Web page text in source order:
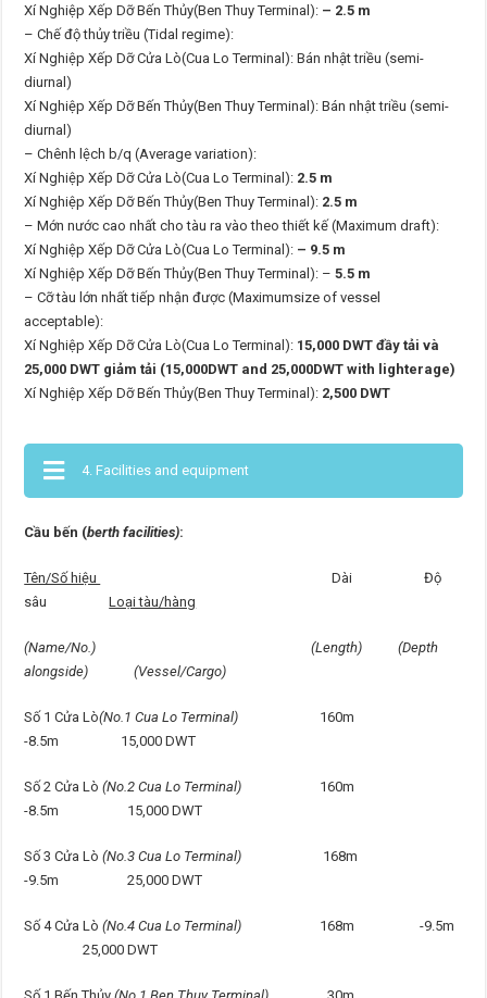
Xí Nghiệp Xếp Dỡ Bến Thủy(Ben Thuy Terminal): – 2.5 m
– Chế độ thủy triều (Tidal regime):
Xí Nghiệp Xếp Dỡ Cửa Lò(Cua Lo Terminal): Bán nhật triều (semi-
diurnal)
Xí Nghiệp Xếp Dỡ Bến Thủy(Ben Thuy Terminal): Bán nhật triều (semi-
diurnal)
– Chênh lệch b/q (Average variation):
Xí Nghiệp Xếp Dỡ Cửa Lò(Cua Lo Terminal): 2.5 m
Xí Nghiệp Xếp Dỡ Bến Thủy(Ben Thuy Terminal): 2.5 m
– Mớn nước cao nhất cho tàu ra vào theo thiết kế (Maximum draft):
Xí Nghiệp Xếp Dỡ Cửa Lò(Cua Lo Terminal): – 9.5 m
Xí Nghiệp Xếp Dỡ Bến Thủy(Ben Thuy Terminal): – 5.5 m
– Cỡ tàu lớn nhất tiếp nhận được (Maximumsize of vessel
acceptable):
Xí Nghiệp Xếp Dỡ Cửa Lò(Cua Lo Terminal): 15,000 DWT đầy tải và
25,000 DWT giảm tải (15,000DWT and 25,000DWT with lighterage)
Xí Nghiệp Xếp Dỡ Bến Thủy(Ben Thuy Terminal): 2,500 DWT
4. Facilities and equipment
Cầu bến (berth facilities):
Tên/Số hiệu
Dài Độ
sâuLoại tàu/hàng
(Name/No.) (Length) (Depth
alongside) (Vessel/Cargo)
Số 1 Cửa Lò(No.1 Cua Lo Terminal) 160m
-8.5m 15,000 DWT
Số 2 Cửa Lò(No.2 Cua Lo Terminal) 160m
-8.5m 15,000 DWT
Số 3 Cửa Lò(No.3 Cua Lo Terminal) 168m
-9.5m 25,000 DWT
Số 4 Cửa Lò(No.4 Cua Lo Terminal) 168m -9.5m
25,000 DWT